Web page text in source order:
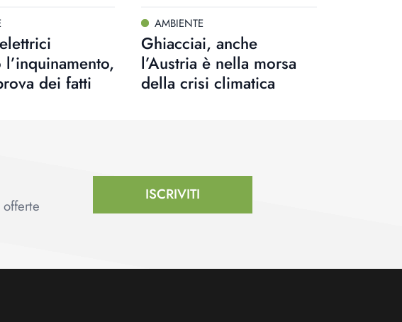
dei fatti
AMBIENTE
Ghiacciai, anche
l’Austria è nella morsa
della crisi climatica
ISCRIVITI